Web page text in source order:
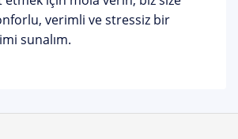
verimli ve stressiz bir
sunalım.